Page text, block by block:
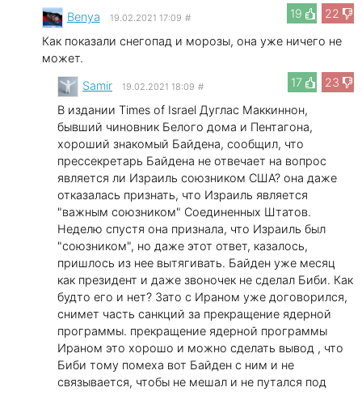
19
22
Benya 19.02.2021 17:09 #
Как показали снегопад и морозы, она уже ничего не
может.
17
23
Samir 19.02.2021 18:09 #
В издании Times of Israel Дуглас Маккиннон,
бывший чиновник Белого дома и Пентагона,
хороший знакомый Байдена, сообщил, что
пресcекретарь Байдена не отвечает на вопрос
является ли Израиль союзником США? она даже
отказалась признать, что Израиль является
"важным союзником" Соединенных Штатов.
Неделю спустя она признала, что Израиль был
"союзником", но даже этот ответ, казалось,
пришлось из нее вытягивать. Байден уже месяц
как президент и даже звоночек не сделал Биби. Как
будто его и нет? Зато с Ираном уже договорился,
снимет часть санкций за прекращение ядерной
программы. прекращение ядерной программы
Ираном это хорошо и можно сделать вывод , что
Биби тому помеха вот Байден с ним и не
связывается, чтобы не мешал и не путался под